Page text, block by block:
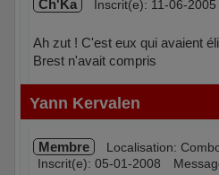
Ch'Ka Inscrit(e): 11-06-2005
Ah zut ! C'est eux qui avaient
Brest n'avait compris
Hors ligne
Yann Kervalen
Membre
Localisation:
Inscrit(e): 05-01-2008